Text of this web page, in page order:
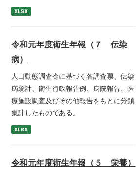
XLSX
令和元年度衛生年報（７ 伝染
病）
人口動態調査令に基づく各調査票、伝染
病統計、衛生行政報告例、病院報告、医
療施設調査及びその他報告をもとに分類
集計したものである。
XLSX
令和元年度衛生年報（５ 栄養）